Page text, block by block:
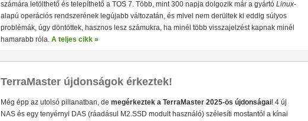
csatlakozás (10 Gbit/sec) • 2×HDD/SSD RAID0/1/JBOD/
kapacitással
• 3×M.2 SSD egyidejű használata a nagyon
számára letölthető és telepíthető a TOS 7. Több, mint 300 napja dolgozik már a gyártó Linux-
alapú operációs rendszerének legújabb változatán, és mivel nem derültek ki eddig súlyos
problémák, úgy döntöttek, hasznos lesz számukra, ha minél több visszajelzést kapnak minél
hamarabb róla. A teljes cikk »
TerraMaster újdonságok érkeztek!
Még épp az utolsó pillanatban, de megérkeztek a TerraMaster 2025-ös újdonságai! 4 új
NAS és egy tenyérnyi DAS (ráadásul M2.SSD modult használó) szélesíti mostantól a kínai